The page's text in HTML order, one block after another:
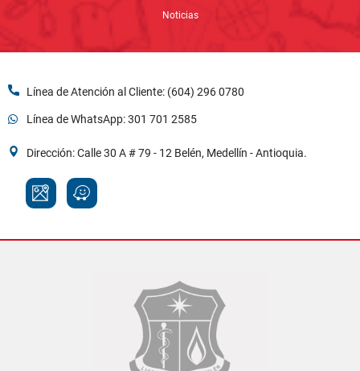
Noticias
Línea de Atención al Cliente: (604) 296 0780
Línea de WhatsApp: 301 701 2585
Dirección: Calle 30 A # 79 - 12 Belén, Medellín - Antioquia.